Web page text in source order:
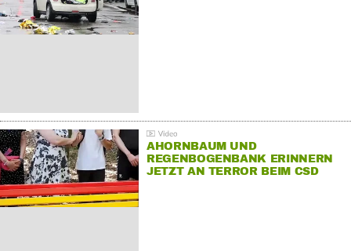
AHORNBAUM UND
REGENBOGENBANK ERINNERN
JETZT AN TERROR BEIM CSD